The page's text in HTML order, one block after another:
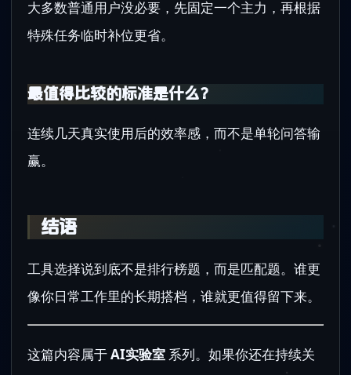
大多数普通用户没必要，先固定一个主力，再根据
特殊任务临时补位更省。
最值得比较的标准是什么？
连续几天真实使用后的效率感，而不是单轮问答输
赢。
结语
工具选择说到底不是排行榜题，而是匹配题。谁更
像你日常工作里的长期搭档，谁就更值得留下来。
这篇内容属于AI实验室 系列。如果你还在持续关